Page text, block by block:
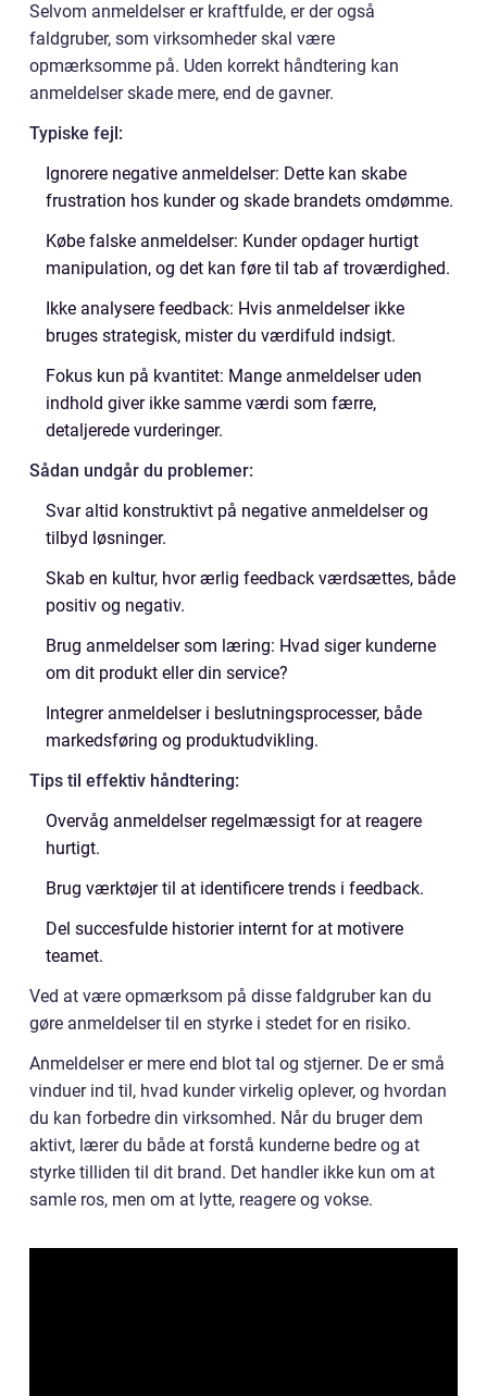
Selvom anmeldelser er kraftfulde, er der også
faldgruber, som virksomheder skal være
opmærksomme på. Uden korrekt håndtering kan
anmeldelser skade mere, end de gavner.
Typiske fejl:
Ignorere negative anmeldelser: Dette kan skabe
frustration hos kunder og skade brandets omdømme.
Købe falske anmeldelser: Kunder opdager hurtigt
manipulation, og det kan føre til tab af troværdighed.
Ikke analysere feedback: Hvis anmeldelser ikke
bruges strategisk, mister du værdifuld indsigt.
Fokus kun på kvantitet: Mange anmeldelser uden
indhold giver ikke samme værdi som færre,
detaljerede vurderinger.
Sådan undgår du problemer:
Svar altid konstruktivt på negative anmeldelser og
tilbyd løsninger.
Skab en kultur, hvor ærlig feedback værdsættes, både
positiv og negativ.
Brug anmeldelser som læring: Hvad siger kunderne
om dit produkt eller din service?
Integrer anmeldelser i beslutningsprocesser, både
markedsføring og produktudvikling.
Tips til effektiv håndtering:
Overvåg anmeldelser regelmæssigt for at reagere
hurtigt.
Brug værktøjer til at identificere trends i feedback.
Del succesfulde historier internt for at motivere
teamet.
Ved at være opmærksom på disse faldgruber kan du
gøre anmeldelser til en styrke i stedet for en risiko.
Anmeldelser er mere end blot tal og stjerner. De er små
vinduer ind til, hvad kunder virkelig oplever, og hvordan
du kan forbedre din virksomhed. Når du bruger dem
aktivt, lærer du både at forstå kunderne bedre og at
styrke tilliden til dit brand. Det handler ikke kun om at
samle ros, men om at lytte, reagere og vokse.